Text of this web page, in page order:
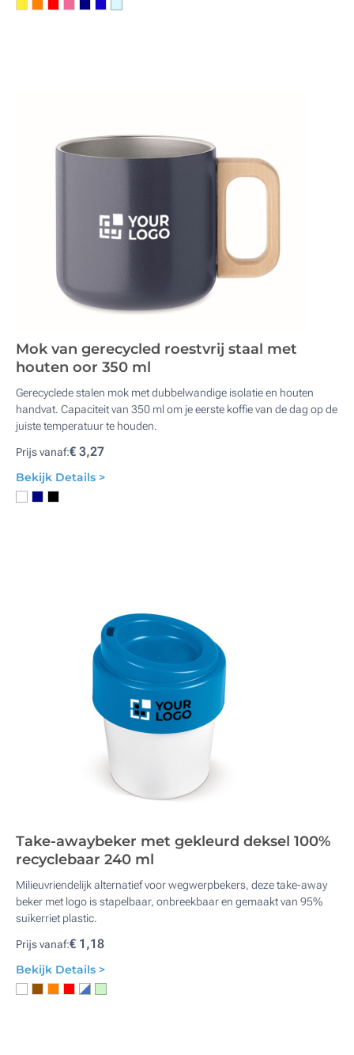
Mok van gerecycled roestvrij staal met
houten oor 350 ml
Gerecyclede stalen mok met dubbelwandige isolatie en houten
handvat. Capaciteit van 350 ml om je eerste koffie van de dag op de
juiste temperatuur te houden.
Prijs vanaf:€ 3,27
Bekijk Details >
Take-awaybeker met gekleurd deksel 100%
recyclebaar 240 ml
Milieuvriendelijk alternatief voor wegwerpbekers, deze take-away
beker met logo is stapelbaar, onbreekbaar en gemaakt van 95%
suikerriet plastic.
Prijs vanaf:€ 1,18
Bekijk Details >